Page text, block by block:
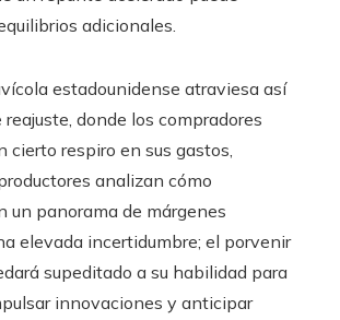
adicionales.
estadounidense atraviesa así
donde los compradores
cierto respiro en sus gastos,
analizan cómo
un panorama de márgenes
elevada incertidumbre; el porvenir
supeditado a su habilidad para
innovaciones y anticipar